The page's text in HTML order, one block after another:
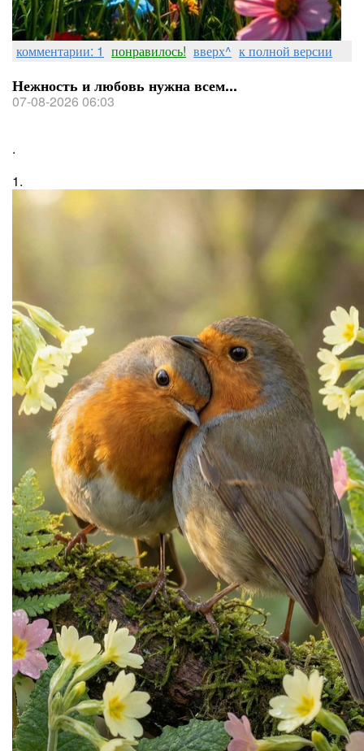
комментарии: 1 понравилось! вверх^ к полной версии
Нежность и любовь нужна всем...
07-08-2026 06:03
.
1.